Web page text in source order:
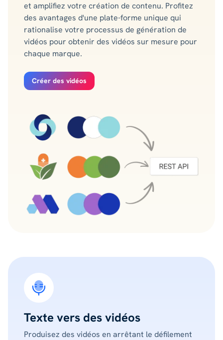
et amplifiez votre création de contenu. Profitez
des avantages d'une plate-forme unique qui
rationalise votre processus de génération de
vidéos pour obtenir des vidéos sur mesure pour
chaque marque.
Créer des vidéos
Texte vers des vidéos
Produisez des vidéos en arrêtant le défilement